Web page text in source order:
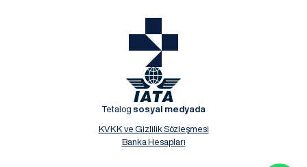
Tetalog sosyal medyada
KVKK ve Gizlilik Sözleşmesi
Banka Hesapları